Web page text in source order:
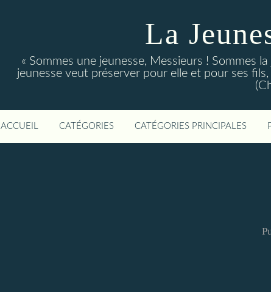
La
« Sommes une jeunesse, Messieurs ! Sommes
jeunesse veut préserver pour elle et pour ses
ACCUEIL CATÉGORIES CATÉGORIES PRINCIPALES